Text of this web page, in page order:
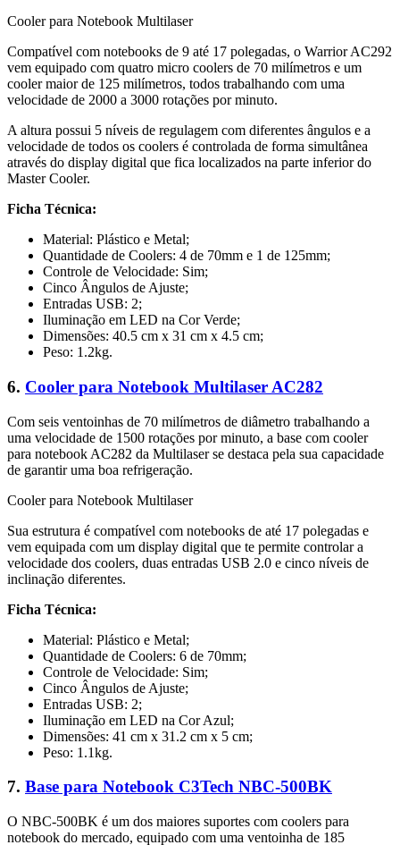
Cooler para Notebook Multilaser
Compatível com notebooks de 9 até 17 polegadas, o Warrior AC292
vem equipado com quatro micro coolers de 70 milímetros e um
cooler maior de 125 milímetros, todos trabalhando com uma
velocidade de 2000 a 3000 rotações por minuto.
A altura possui 5 níveis de regulagem com diferentes ângulos e a
velocidade de todos os coolers é controlada de forma simultânea
através do display digital que fica localizados na parte inferior do
Master Cooler.
Ficha Técnica:
Material: Plástico e Metal;
Quantidade de Coolers: 4 de 70mm e 1 de 125mm;
Controle de Velocidade: Sim;
Cinco Ângulos de Ajuste;
Entradas USB: 2;
Iluminação em LED na Cor Verde;
Dimensões: 40.5 cm x 31 cm x 4.5 cm;
Peso: 1.2kg.
6. Cooler para Notebook Multilaser AC282
Com seis ventoinhas de 70 milímetros de diâmetro trabalhando a
uma velocidade de 1500 rotações por minuto, a base com cooler
para notebook AC282 da Multilaser se destaca pela sua capacidade
de garantir uma boa refrigeração.
Cooler para Notebook Multilaser
Sua estrutura é compatível com notebooks de até 17 polegadas e
vem equipada com um display digital que te permite controlar a
velocidade dos coolers, duas entradas USB 2.0 e cinco níveis de
inclinação diferentes.
Ficha Técnica:
Material: Plástico e Metal;
Quantidade de Coolers: 6 de 70mm;
Controle de Velocidade: Sim;
Cinco Ângulos de Ajuste;
Entradas USB: 2;
Iluminação em LED na Cor Azul;
Dimensões: 41 cm x 31.2 cm x 5 cm;
Peso: 1.1kg.
7. Base para Notebook C3Tech NBC-500BK
O NBC-500BK é um dos maiores suportes com coolers para
notebook do mercado, equipado com uma ventoinha de 185